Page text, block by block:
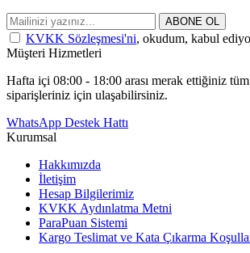
ABONE OL
KVKK Sözleşmesi'ni, okudum, kabul
Müşteri Hizmetleri
Hafta içi 08:00 - 18:00 arası merak ettiğiniz
siparişleriniz için ulaşabilirsiniz.
WhatsApp Destek Hattı
Kurumsal
Hakkımızda
İletişim
Hesap Bilgilerimiz
KVKK Aydınlatma Metni
ParaPuan Sistemi
Kargo Teslimat ve Kata Çıkarma